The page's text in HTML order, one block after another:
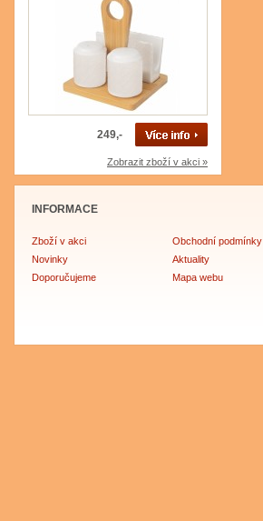
249,-
Zobrazit zboží v akci »
INFORMACE
Zboží v akci
Novinky
Doporučujeme
Obchodní podmínky
Aktuality
Mapa webu